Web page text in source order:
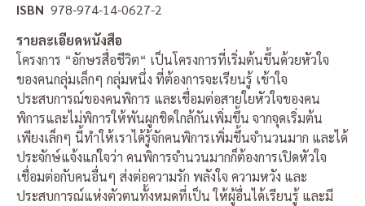
ISBN 978-974-14-0627-2
รายละเอียดหนังสือ
โครงการ “อักษรสื่อชีวิต“ เป็นโครงการที่เริ่มต้นขึ้นด้วยหัวใจ
ของคนกลุ่มเล็กๆ กลุ่มหนึ่ง ที่ต้องการจะเรียนรู้ เข้าใจ
ประสบการณ์ของคนพิการ และเชื่อมต่อสายใยหัวใจของคน
พิการและไม่พิการให้พันผูกชิดใกล้กันเพิ่มขึ้น จากจุดเริ่มต้น
เพียงเล็กๆ นี้ทำให้เราได้รู้จักคนพิการเพิ่มขึ้นจำนวนมาก และได้
ประจักษ์แจ้งแก่ใจว่า คนพิการจำนวนมากก็ต้องการเปิดหัวใจ
เชื่อมต่อกับคนอื่นๆ ส่งต่อความรัก พลังใจ ความหวัง และ
ประสบการณ์แห่งตัวตนทั้งหมดที่เป็น ให้ผู้อื่นได้เรียนรู้ และมี